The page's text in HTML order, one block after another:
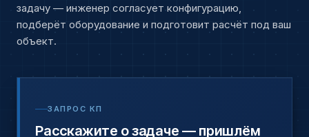
задачу — инженер согласует конфигурацию,
подберёт оборудование и подготовит расчёт под ваш
объект.
ЗАПРОС КП
Расскажите о задаче — пришлём